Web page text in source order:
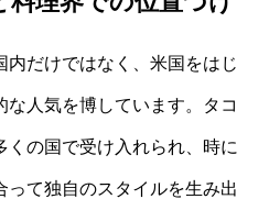
内だけではなく、米国をはじ
人気を博しています。タコ
くの国で受け入れられ、時に
って独自のスタイルを生み出